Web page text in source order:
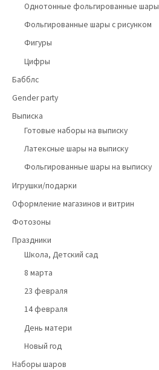
Однотонные фольгированные шары
Фольгированные шары с рисунком
Фигуры
Цифры
Бабблс
Gender party
Выписка
Готовые наборы на выписку
Латексные шары на выписку
Фольгированные шары на выписку
Игрушки/подарки
Оформление магазинов и витрин
Фотозоны
Праздники
Школа, Детский сад
8 марта
23 февраля
14 февраля
День матери
Новый год
Наборы шаров